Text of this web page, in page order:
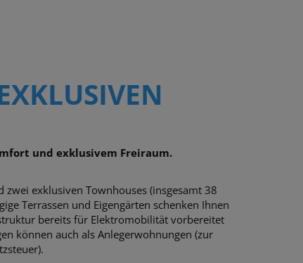
und exklusivem Freiraum.
exklusiven Townhouses (insgesamt 38
Terrassen und Eigengärten schenken Ihnen
bereits für Elektromobilität vorbereitet
können auch als Anlegerwohnungen (zur